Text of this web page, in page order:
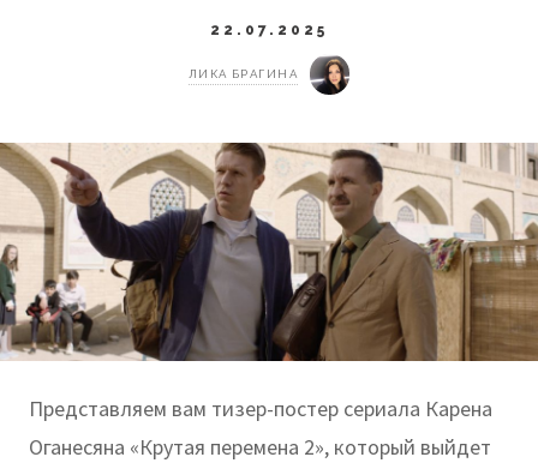
22.07.2025
ЛИКА БРАГИНА
Представляем вам тизер-постер сериала Карена
Оганесяна «Крутая перемена 2», который выйдет